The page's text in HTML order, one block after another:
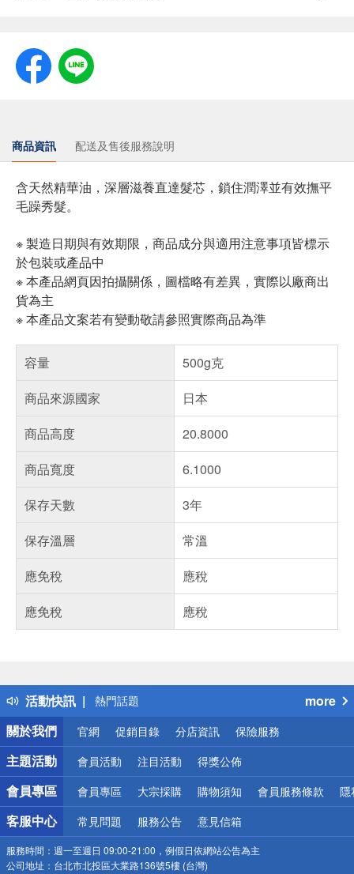
商品資訊 配送及售後服務說明
含天然精華油，深層滋養直達髮芯，鎖住潤澤並有效撫平
毛躁秀髮。
※ 製造日期與有效期限，商品成分與適用注意事項皆標示
於包裝或產品中
※ 本產品網頁因拍攝關係，圖檔略有差異，實際以廠商出
貨為主
※ 本產品文案若有變動敬請參照實際商品為準
容量
500g克
商品來源國家
日本
商品高度
20.8000
商品寬度
6.1000
保存天數
3年
保存溫層
常溫
應免稅
應稅
應免稅
應稅
活動快訊
得獎公告
熱門話題
銀行優惠
偏遠地區配送
詐騙網頁！請小心！
more
關於我們
官網 促銷目錄 分店資訊 保險服務
主題活動 會員活動 注目活動 得獎公佈
會員專區 會員專區 大宗採購 購物須知 會員服務條款 隱
客服中心 常見問題 服務公告 意見信箱
服務時間： 週一至週日 09:00-21:00，例假日依網站公告為主
公司地址： 台北市北投區大業路136號5樓 (台灣)